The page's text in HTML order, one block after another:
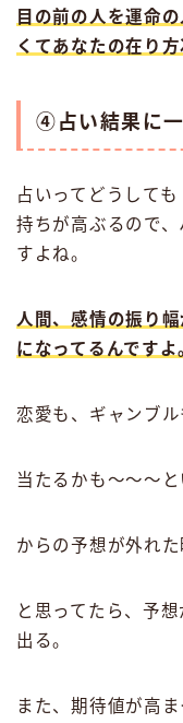
目の前の人を運命
くてあなたの在り方
④占い結果に
占いってどうして
持ちが高ぶるので
すよね。
人間、感情の振り
になってるんですよ
恋愛も、ギャンブル
当たるかも〜〜〜と
からの予想が外れた
と思ってたら、予
出る。
また、期待値が高